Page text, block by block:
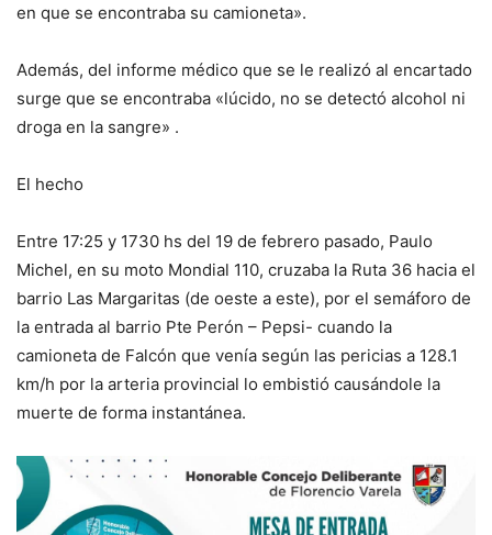
en que se encontraba su camioneta».
Además, del informe médico que se le realizó al encartado
surge que se encontraba «lúcido, no se detectó alcohol ni
droga en la sangre» .
El hecho
Entre 17:25 y 1730 hs del 19 de febrero pasado, Paulo
Michel, en su moto Mondial 110, cruzaba la Ruta 36 hacia el
barrio Las Margaritas (de oeste a este), por el semáforo de
la entrada al barrio Pte Perón – Pepsi- cuando la
camioneta de Falcón que venía según las pericias a 128.1
km/h por la arteria provincial lo embistió causándole la
muerte de forma instantánea.